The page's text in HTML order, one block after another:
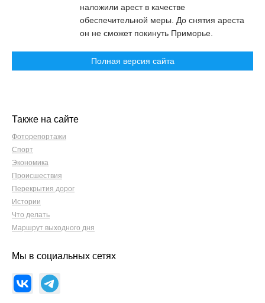
наложили арест в качестве
обеспечительной меры. До снятия ареста
он не сможет покинуть Приморье.
Полная версия сайта
Также на сайте
Фоторепортажи
Спорт
Экономика
Происшествия
Перекрытия дорог
Истории
Что делать
Маршрут выходного дня
Мы в социальных сетях